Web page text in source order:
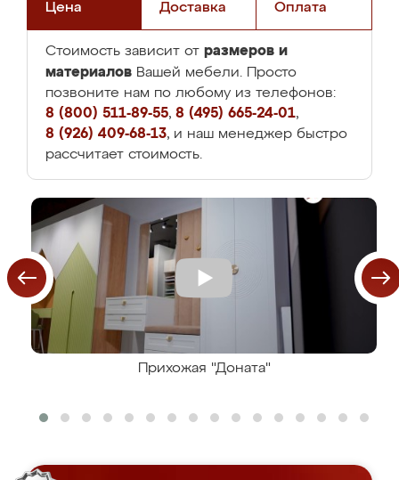
Цена Доставка Оплата
Стоимость зависит от размеров и
материалов Вашей мебели. Просто
позвоните нам по любому из телефонов:
8 (800) 511-89-55, 8 (495) 665-24-01,
8 (926) 409-68-13, и наш менеджер быстро
рассчитает стоимость.
Прихожая "Доната"